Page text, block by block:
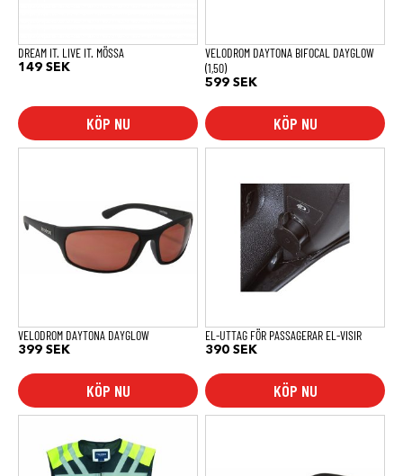
DREAM IT. LIVE IT. MÖSSA
149 SEK
KÖP NU
produktsidan
VELODROM DAYTONA BIFOCAL DAYGLOW
(1,50)
599 SEK
KÖP NU
VELODROM DAYTONA DAYGLOW
399 SEK
KÖP NU
EL-UTTAG FÖR PASSAGERAR EL-VISIR
390 SEK
KÖP NU
produkten